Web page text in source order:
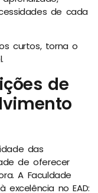
de cada
curtos, torna o
de
das
de oferecer
A Faculdade
excelência no EAD: